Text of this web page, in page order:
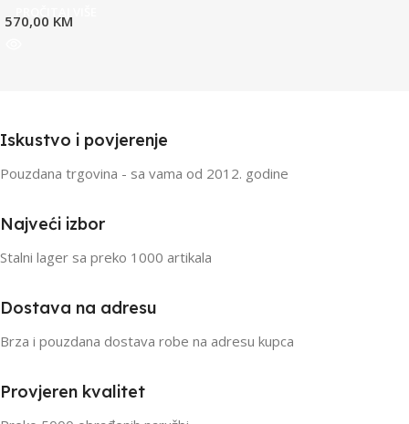
570,00 KM
Iskustvo i povjerenje
Pouzdana trgovina - sa vama od 2012. godine
Najveći izbor
Stalni lager sa preko 1000 artikala
Dostava na adresu
Brza i pouzdana dostava robe na adresu kupca
Provjeren kvalitet